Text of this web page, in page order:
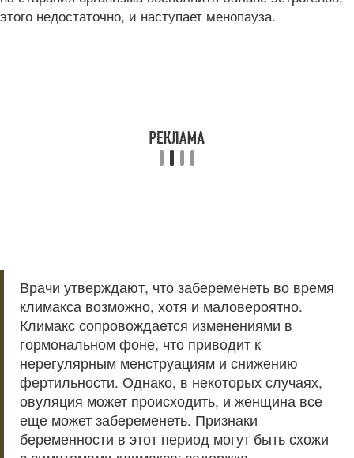
этого недостаточно, и наступает менопауза.
Врачи утверждают, что забеременеть во время
климакса возможно, хотя и маловероятно.
Климакс сопровождается изменениями в
гормональном фоне, что приводит к
нерегулярным менструациям и снижению
фертильности. Однако, в некоторых случаях,
овуляция может происходить, и женщина все
еще может забеременеть. Признаки
беременности в этот период могут быть схожи